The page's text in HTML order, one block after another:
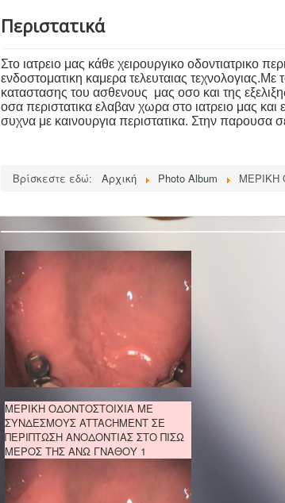
Περιστατικά
Στο ιατρειο μας κάθε χειρουργικο οδοντιατρικο
ενδοστοματικη καμερα τελευταιας
καταστασης του ασθενους μας οσο και της
οσα περιστατικα ελαβαν χωρα στο ιατρειο μας
συχνα με καινουργια περιστατικα. Στην παρουσα
Βρίσκεστε εδώ: Αρχική Photo Album ΜΕΡΙΚΗ
ΜΕΡΙΚΗ ΟΔΟΝΤΟΣΤΟΙΧΙΑ ΜΕ
ΣΥΝΔΕΣΜΟΥΣ ATTACHMENT ΣΕ
ΠΕΡΙΠΤΩΣΗ ΑΝΟΔΟΝΤΙΑΣ ΣΤΟ ΠΙΣΩ
ΜΕΡΟΣ ΤΗΣ ΑΝΩ ΓΝΑΘΟΥ 1